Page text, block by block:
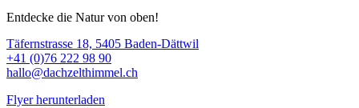
Entdecke die Natur von oben!
Täfernstrasse 18, 5405 Baden-Dättwil
+41 (0)76 222 98 90
hallo@dachzelthimmel.ch
Flyer herunterladen